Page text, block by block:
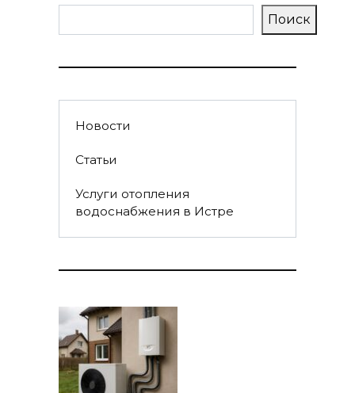
Поиск
Новости
Статьи
Услуги отопления
водоснабжения в Истре